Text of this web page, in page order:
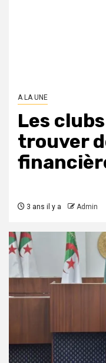
A LA UNE
Les
trouver
3 ans il y a Admin